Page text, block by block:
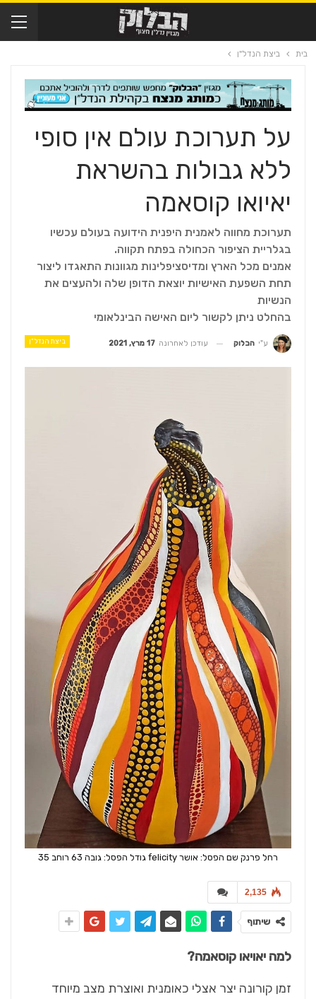
בית ביצת הנדל"ן
על תערוכת עולם אין סופי
ללא גבולות בהשראת
יאיואו קוסאמה
תערוכת מחווה לאמנית היפנית הידועה בעולם עכשיו
בגלריית הציפור הכחולה בפתח תקווה.
אמנים מכל הארץ ומדיסציפלינות מגוונות התאגדו ליצור
תחת השפעת האישיות יוצאת הדופן שלה ולהעצים את
הנשיות
בהחלט ניתן לקשור ליום האישה הבינלאומי
ביצת הנדל"ן ע"י הבלוק עודכן לאחרונה 17 מרץ, 2021
רחל פרנק שם הפסל: אושר felicity גודל הפסל: גובה 63 רוחב 35
2,135
שיתוף
למה יאויאו קוסאמה?
זמן קורונה יצר אצלי כאומנית ואוצרת מצב מיוחד